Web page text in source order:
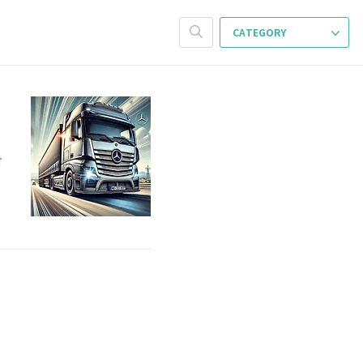
CATEGORY